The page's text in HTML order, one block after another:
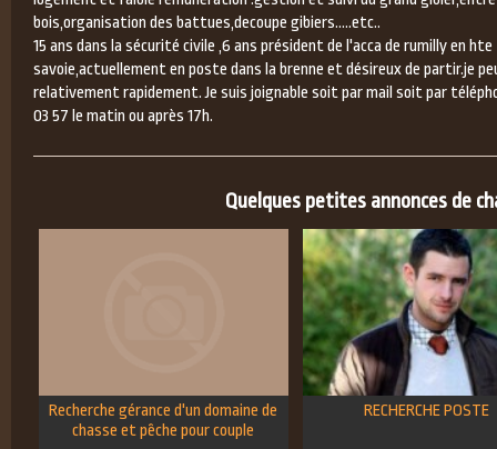
bois,organisation des battues,decoupe gibiers.....etc..
15 ans dans la sécurité civile ,6 ans président de l'acca de rumilly en hte
savoie,actuellement en poste dans la brenne et désireux de partir.je
relativement rapidement. Je suis joignable soit par mail soit par
03 57 le matin ou après 17h.
Quelques petites annonces de
Recherche gérance d'un domaine de
chasse et pêche pour couple
RECHERCHE POSTE